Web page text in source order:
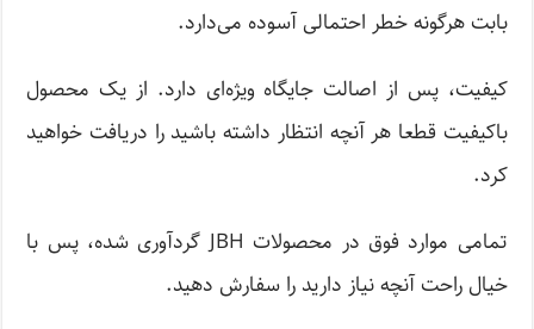
بابت هرگونه خطر احتمالی آسوده می‌دارد.
کیفیت، پس از اصالت جایگاه ویژه‌ای دارد. از یک محصول
باکیفیت قطعا هر آنچه انتظار داشته باشید را دریافت خواهید
کرد.
تمامی موارد فوق در محصولات JBH گردآوری شده، پس با
خیال راحت آنچه نیاز دارید را سفارش دهید.